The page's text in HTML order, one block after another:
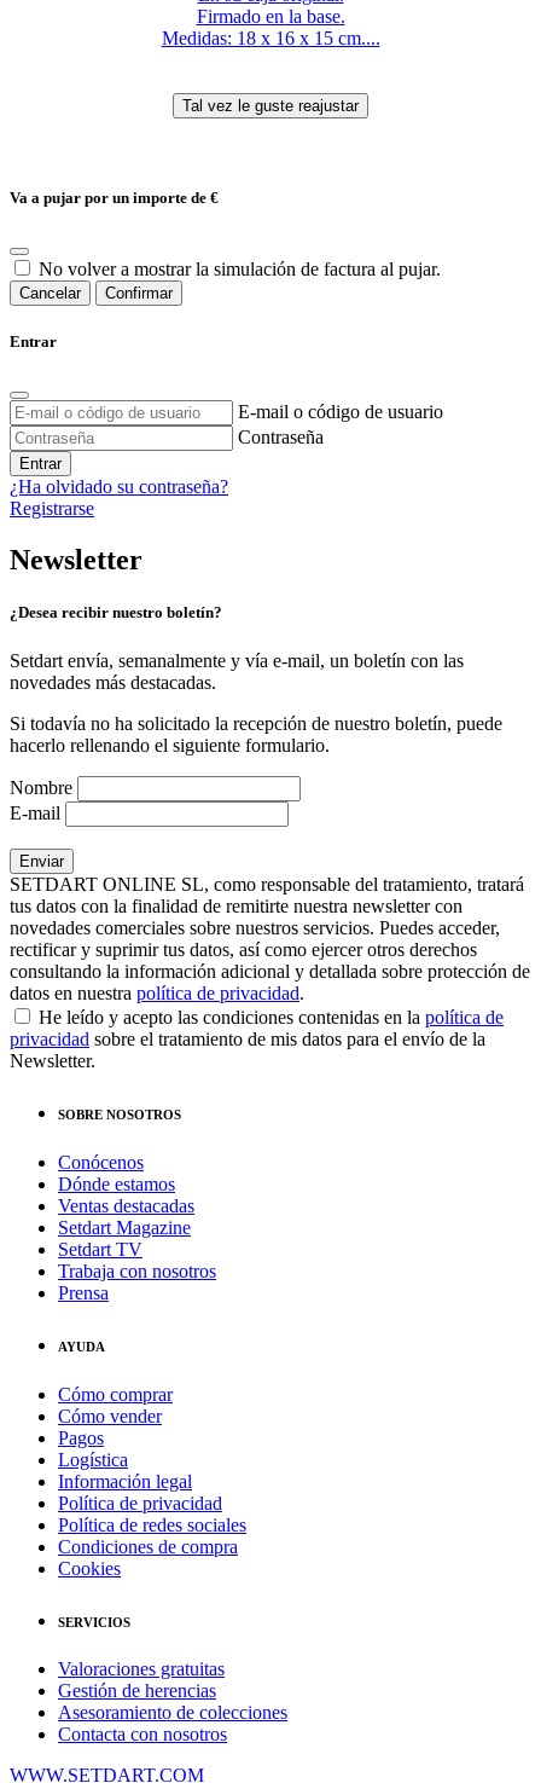
Firmado en la base.
Medidas: 18 x 16 x 15 cm....
Va a pujar por un importe de €
No volver a mostrar la simulación de factura al pujar.
Cancelar Confirmar
Entrar
E-mail o código de usuario
Contraseña
Entrar
¿Ha olvidado su contraseña?
Registrarse
Newsletter
¿Desea recibir nuestro boletín?
Setdart envía, semanalmente y vía e-mail, un boletín con las
novedades más destacadas.
Si todavía no ha solicitado la recepción de nuestro boletín, puede
hacerlo rellenando el siguiente formulario.
Nombre
E-mail
SETDART ONLINE SL, como responsable del tratamiento, tratará
tus datos con la finalidad de remitirte nuestra newsletter con
novedades comerciales sobre nuestros servicios. Puedes acceder,
rectificar y suprimir tus datos, así como ejercer otros derechos
consultando la información adicional y detallada sobre protección de
datos en nuestra política de privacidad.
He leído y acepto las condiciones contenidas en la política de
privacidad sobre el tratamiento de mis datos para el envío de la
Newsletter.
SOBRE NOSOTROS
Conócenos
Dónde estamos
Ventas destacadas
Setdart Magazine
Setdart TV
Trabaja con nosotros
Prensa
AYUDA
Cómo comprar
Cómo vender
Pagos
Logística
Información legal
Política de privacidad
Política de redes sociales
Condiciones de compra
Cookies
SERVICIOS
Valoraciones gratuitas
Gestión de herencias
Asesoramiento de colecciones
Contacta con nosotros
WWW.SETDART.COM